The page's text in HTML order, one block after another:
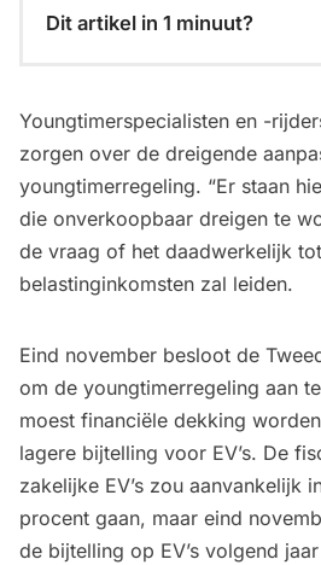
Dit artikel in 1 minuut?
Impact op markt en
Verzet en onzekerheid:
Youngtimerspecialisten en -
zorgen over de dreigende
youngtimerregeling. “Er staan
die onverkoopbaar dreigen te
de vraag of het daadwerkelijk
belastinginkomsten zal leiden.
Eind november besloot de
om de youngtimerregeling aan
moest financiële dekking
lagere bijtelling voor EV’s. De
zakelijke EV’s zou aanvankelijk
procent gaan, maar eind
de bijtelling op EV’s volgend